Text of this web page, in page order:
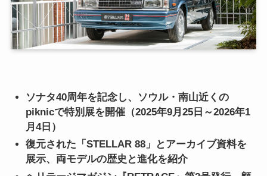
ソナタ40周年を記念し、ソウル・南山近くの
piknicで特別展を開催（2025年9月25日～2026年1
月4日）
復元された「STELLAR 88」とアーカイブ資料を
展示、両モデルの歴史と進化を紹介